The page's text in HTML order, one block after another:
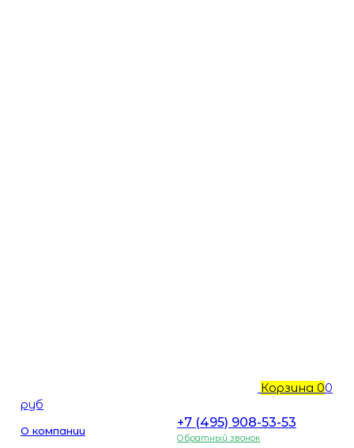
Корзина 00
руб
О компании
+7 (495) 908-53-53
Обратный звонок